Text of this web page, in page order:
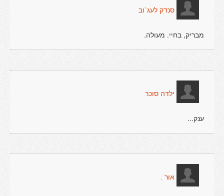
סנדק לעג`וב
מבריק, בחיי. מעולה.
ילדה סוכר
ענק...
אור .